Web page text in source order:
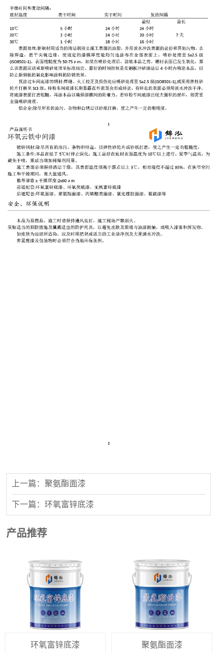
上一篇：聚氨酯面漆
下一篇：环氧富锌底漆
产品推荐
环氧富锌底漆 聚氨酯面漆